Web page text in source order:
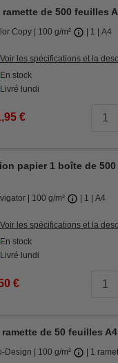
de 500 feuilles
Copy 100 g/m² 1 A4
Voir les spécifications et la
En stock
Livré lundi
€
papier 1 boîte de
100 g/m² 1 A4
Voir les spécifications et la
En stock
Livré lundi
€
de 50 feuilles A4
Design 100 g/m² 1